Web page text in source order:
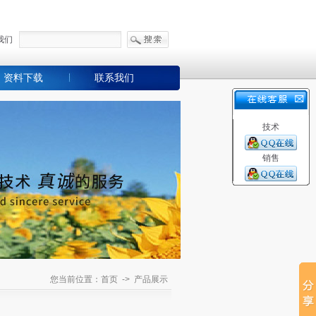
们
资料下载 联系我们
您当前位置：首页 -> 产品展示
技术
销售